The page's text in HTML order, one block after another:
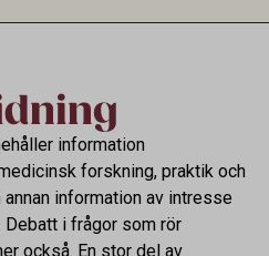
information
forskning, praktik och
information av intresse
i frågor som rör
också. En stor del av